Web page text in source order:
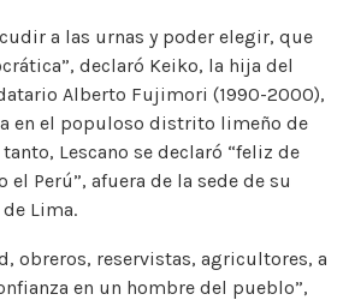
a las urnas y poder elegir, que
declaró Keiko, la hija del
Alberto Fujimori (1990-2000),
en el populoso distrito limeño de
Lescano se declaró “feliz de
Perú”, afuera de la sede de su
Lima.
obreros, reservistas, agricultores, a
en un hombre del pueblo”,